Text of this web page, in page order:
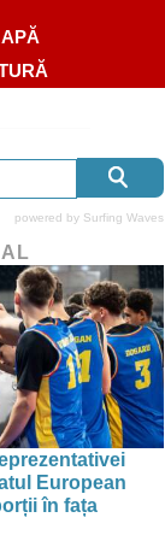
powered by Surfing Waves
European
în fața